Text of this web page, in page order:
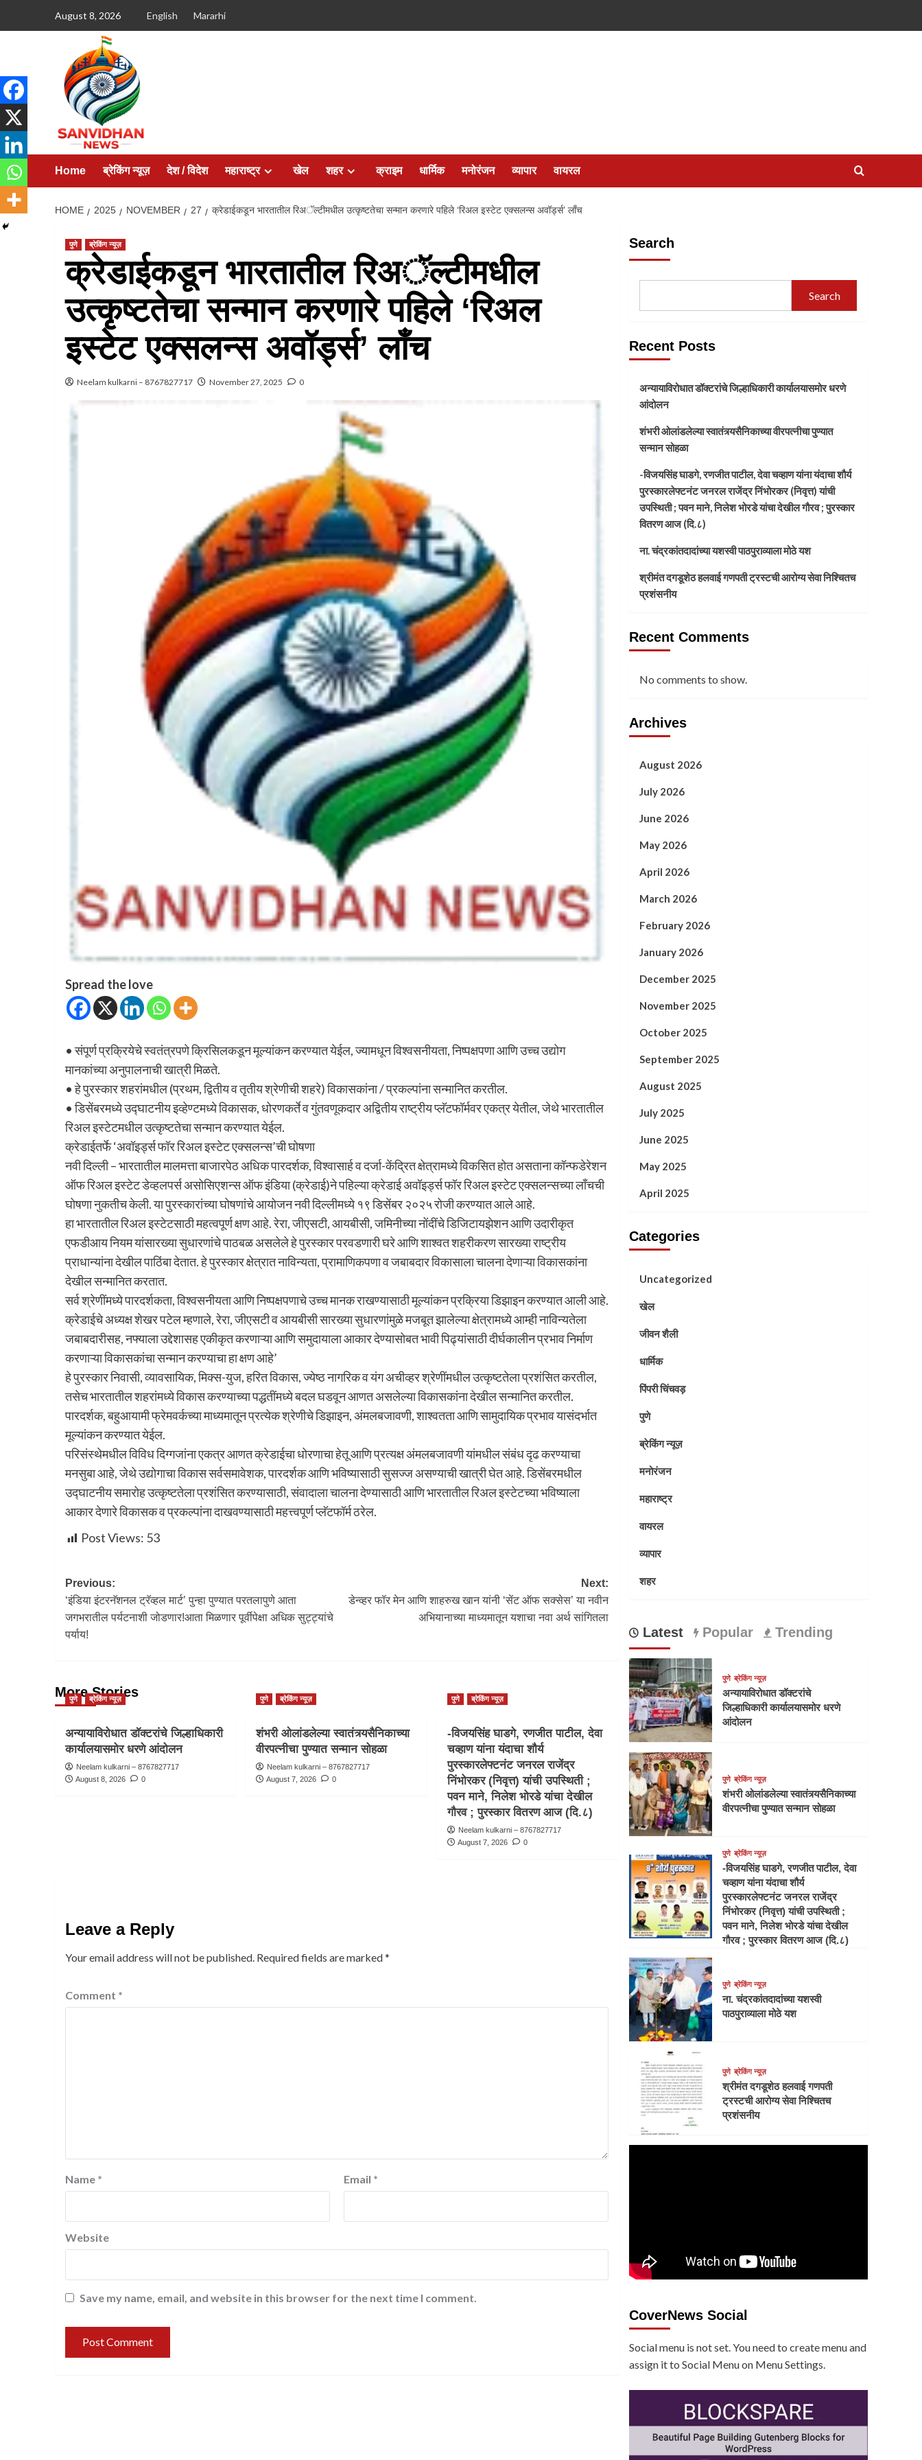
August 8, 2026 English Mararhi
Home ब्रेकिंग न्यूज़ देश / विदेश महाराष्ट्र खेल शहर क्राइम धार्मिक मनोरंजन व्यापार वायरल
HOME 2025 NOVEMBER 27 क्रेडाईकडून भारतातील रिअॅल्‍टीमधील उत्कृष्‍टतेचा सन्‍मान करणारे पहिले ‘रिअल इस्‍टेट एक्‍सलन्‍स अवॉर्ड्स’ लाँच
पुणे ब्रेकिंग न्यूज़
क्रेडाईकडून भारतातील रिअॅल्‍टीमधील
उत्कृष्‍टतेचा सन्‍मान करणारे पहिले ‘रिअल
इस्‍टेट एक्‍सलन्‍स अवॉर्ड्स’ लाँच
Neelam kulkarni – 8767827717 November 27, 2025 0
Spread the love
• संपूर्ण प्रक्रियेचे स्‍वतंत्रपणे क्रिसिलकडून मूल्‍यांकन करण्‍यात येईल, ज्‍यामधून विश्वसनीयता, निष्‍पक्षपणा आणि उच्‍च उद्योग
मानकांच्‍या अनुपालनाची खात्री मिळते.
• हे पुरस्‍कार शहरांमधील (प्रथम, द्वितीय व तृतीय श्रेणीची शहरे) विकासकांना / प्रकल्‍पांना सन्‍मानित करतील.
• डिसेंबरमध्‍ये उद्घाटनीय इव्‍हेण्‍टमध्‍ये विकासक, धोरणकर्ते व गुंतवणूकदार अद्वितीय राष्‍ट्रीय प्‍लॅटफॉर्मवर एकत्र येतील, जेथे भारतातील
रिअल इस्‍टेटमधील उत्‍कृष्‍टतेचा सन्‍मान करण्‍यात येईल.
क्रेडाईतर्फे ‘अवॉइर्ड्स फॉर रिअल इस्‍टेट एक्‍सलन्‍स’ची घोषणा
नवी दिल्ली – भारतातील मालमत्ता बाजारपेठ अधिक पारदर्शक, विश्वासार्ह व दर्जा-केंद्रित क्षेत्रामध्‍ये विकसित होत असताना कॉन्‍फडेरेशन
ऑफ रिअल इस्‍टेट डेव्‍हलपर्स असोसिएशन्‍स ऑफ इंडिया (क्रेडाई)ने पहिल्‍या क्रेडाई अवॉइर्ड्स फॉर रिअल इस्‍टेट एक्‍सलन्‍सच्‍या लाँचची
घोषणा नुकतीच केली. या पुरस्कारांच्या घोषणांचे आयोजन नवी दिल्‍लीमध्‍ये १९ डिसेंबर २०२५ रोजी करण्‍यात आले आहे.
हा भारतातील रिअल इस्‍टेटसाठी महत्वपूर्ण क्षण आहे. रेरा, जीएसटी, आयबीसी, जमिनीच्या नोंदींचे डिजिटायझेशन आणि उदारीकृत
एफडीआय नियम यांसारख्या सुधारणांचे पाठबळ असलेले हे पुरस्‍कार परवडणारी घरे आणि शाश्वत शहरीकरण सारख्या राष्‍ट्रीय
प्राधान्यांना देखील पाठिंबा देतात. हे पुरस्‍कार क्षेत्रात नाविन्‍यता, प्रामाणिकपणा व जबाबदार विकासाला चालना देणाऱ्या विकासकांना
देखील सन्‍मानित करतात.
सर्व श्रेणींमध्‍ये पारदर्शकता, विश्वसनीयता आणि निष्‍पक्षपणाचे उच्‍च मानक राखण्यासाठी मूल्‍यांकन प्रक्रिया डिझाइन करण्‍यात आली आहे.
क्रेडाईचे अध्‍यक्ष शेखर पटेल म्‍हणाले, रेरा, जीएसटी व आयबीसी सारख्‍या सुधारणांमुळे मजबूत झालेल्‍या क्षेत्रामध्‍ये आम्‍ही नाविन्‍यतेला
जबाबदारीसह, नफ्याला उद्देशासह एकीकृत करणाऱ्या आणि समुदायाला आकार देण्‍यासोबत भावी पिढ्यांसाठी दीर्घकालीन प्रभाव निर्माण
करणाऱ्या विकासकांचा सन्मान करण्याचा हा क्षण आहे’
हे पुरस्कार निवासी, व्‍यावसायिक, मिक्‍स-युज, हरित विकास, ज्‍येष्‍ठ नागरिक व यंग अचीव्‍हर श्रेणींमधील उत्‍कृष्‍टतेला प्रशंसित करतील,
तसेच भारतातील शहरांमध्‍ये विकास करण्‍याच्‍या पद्धतींमध्‍ये बदल घडवून आणत असलेल्‍या विकासकांना देखील सन्‍मानित करतील.
पारदर्शक, बहुआयामी फ्रेमवर्कच्‍या माध्‍यमातून प्रत्‍येक श्रेणीचे डिझाइन, अंमलबजावणी, शाश्वतता आणि सामुदायिक प्रभाव यासंदर्भात
मूल्‍यांकन करण्‍यात येईल.
परिसंस्‍थेमधील विविध दिग्‍गजांना एकत्र आणत क्रेडाईचा धोरणाचा हेतू आणि प्रत्‍यक्ष अंमलबजावणी यांमधील संबंध दृढ करण्‍याचा
मनसुबा आहे, जेथे उद्योगाचा विकास सर्वसमावेशक, पारदर्शक आणि भविष्‍यासाठी सुसज्‍ज असण्‍याची खात्री घेत आहे. डिसेंबरमधील
उद्घाटनीय समारोह उत्‍कृष्‍टतेला प्रशंसित करण्‍यासाठी, संवादाला चालना देण्‍यासाठी आणि भारतातील रिअल इस्‍टेटच्‍या भविष्‍याला
आकार देणारे विकासक व प्रकल्‍पांना दाखवण्‍यासाठी महत्त्वपूर्ण प्‍लॅटफॉर्म ठरेल.
Post Views: 53
Previous:
‘इंडिया इंटरनॅशनल ट्रॅव्हल मार्ट’ पुन्हा पुण्यात परतलापुणे आता
जगभरातील पर्यटनाशी जोडणार!आता मिळणार पूर्वीपेक्षा अधिक सुट्ट्यांचे
पर्याय!
Next:
डेन्व्हर फॉर मेन आणि शाहरुख खान यांनी ‘सेंट ऑफ सक्सेस’ या नवीन
अभियानाच्या माध्यमातून यशाचा नवा अर्थ सांगितला
More Stories
पुणे ब्रेकिंग न्यूज़
अन्यायाविरोधात डॉक्टरांचे जिल्हाधिकारी
कार्यालयासमोर धरणे आंदोलन
Neelam kulkarni – 8767827717
August 8, 2026
0
पुणे ब्रेकिंग न्यूज़
शंभरी ओलांडलेल्या स्वातंत्र्यसैनिकाच्या
वीरपत्नीचा पुण्यात सन्मान सोहळा
Neelam kulkarni – 8767827717
August 7, 2026
0
पुणे ब्रेकिंग न्यूज़
-विजयसिंह घाडगे, रणजीत पाटील, देवा
चव्हाण यांना यंदाचा शौर्य
पुरस्कारलेफ्टनंट जनरल राजेंद्र
निंभोरकर (निवृत्त) यांची उपस्थिती ;
पवन माने, निलेश भोरडे यांचा देखील
गौरव ; पुरस्कार वितरण आज (दि.८)
Neelam kulkarni – 8767827717
August 7, 2026
0
Leave a Reply
Your email address will not be published. Required fields are marked*
Comment *
Name * Email *
Website
Save my name, email, and website in this browser for the next time I comment.
Search
Search
Recent Posts
अन्यायाविरोधात डॉक्टरांचे जिल्हाधिकारी कार्यालयासमोर धरणे
आंदोलन
शंभरी ओलांडलेल्या स्वातंत्र्यसैनिकाच्या वीरपत्नीचा पुण्यात
सन्मान सोहळा
-विजयसिंह घाडगे, रणजीत पाटील, देवा चव्हाण यांना यंदाचा शौर्य
पुरस्कारलेफ्टनंट जनरल राजेंद्र निंभोरकर (निवृत्त) यांची
उपस्थिती ; पवन माने, निलेश भोरडे यांचा देखील गौरव ; पुरस्कार
वितरण आज (दि.८)
ना. चंद्रकांतदादांच्या यशस्वी पाठपुराव्याला मोठे यश
श्रीमंत दगडूशेठ हलवाई गणपती ट्रस्टची आरोग्य सेवा निश्चितच
प्रशंसनीय
Recent Comments
No comments to show.
Archives
August 2026
July 2026
June 2026
May 2026
April 2026
March 2026
February 2026
January 2026
December 2025
November 2025
October 2025
September 2025
August 2025
July 2025
June 2025
May 2025
April 2025
Categories
Uncategorized
खेल
जीवन शैली
धार्मिक
पिंपरी चिंचवड़
पुणे
ब्रेकिंग न्यूज़
मनोरंजन
महाराष्ट्र
वायरल
व्यापार
शहर
Latest Popular Trending
पुणे ब्रेकिंग न्यूज़
अन्यायाविरोधात डॉक्टरांचे
जिल्हाधिकारी कार्यालयासमोर धरणे
आंदोलन
पुणे ब्रेकिंग न्यूज़
शंभरी ओलांडलेल्या स्वातंत्र्यसैनिकाच्या
वीरपत्नीचा पुण्यात सन्मान सोहळा
पुणे ब्रेकिंग न्यूज़
-विजयसिंह घाडगे, रणजीत पाटील, देवा
चव्हाण यांना यंदाचा शौर्य
पुरस्कारलेफ्टनंट जनरल राजेंद्र
निंभोरकर (निवृत्त) यांची उपस्थिती ;
पवन माने, निलेश भोरडे यांचा देखील
गौरव ; पुरस्कार वितरण आज (दि.८)
पुणे ब्रेकिंग न्यूज़
ना. चंद्रकांतदादांच्या यशस्वी
पाठपुराव्याला मोठे यश
पुणे ब्रेकिंग न्यूज़
श्रीमंत दगडूशेठ हलवाई गणपती
ट्रस्टची आरोग्य सेवा निश्चितच
प्रशंसनीय
CoverNews Social
Social menu is not set. You need to create menu and
assign it to Social Menu on Menu Settings.